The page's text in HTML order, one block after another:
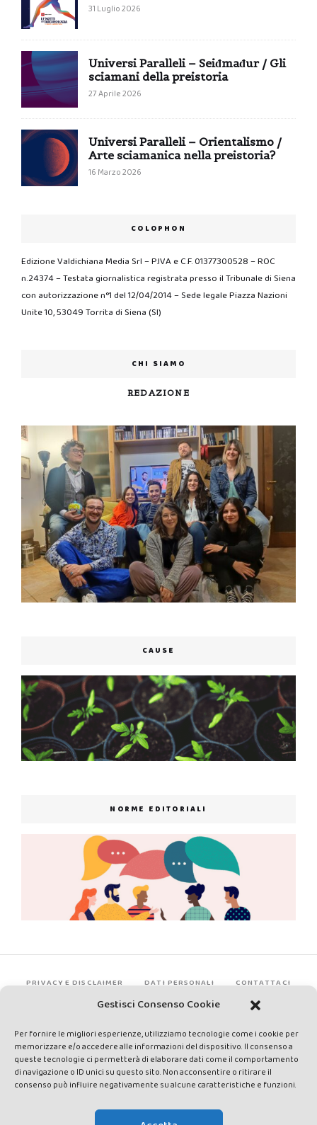
Gestisci Consenso Cookie
Per fornire le migliori esperienze, utilizziamo tecnologie come i cookie per
memorizzare e/o accedere alle informazioni del dispositivo. Il consenso a
queste tecnologie ci permetterà di elaborare dati come il comportamento
di navigazione o ID unici su questo sito. Non acconsentire o ritirare il
consenso può influire negativamente su alcune caratteristiche e funzioni.
31 Luglio 2026
Universi Paralleli – Seiđmađur / Gli
sciamani della preistoria
27 Aprile 2026
Universi Paralleli – Orientalismo /
Arte sciamanica nella preistoria?
16 Marzo 2026
COLOPHON
Edizione Valdichiana Media Srl – P.IVA e C.F. 01377300528 – ROC
n.24374 – Testata giornalistica registrata presso il Tribunale di Siena
con autorizzazione n°1 del 12/04/2014 – Sede legale Piazza Nazioni
Unite 10, 53049 Torrita di Siena (SI)
CHI SIAMO
REDAZIONE
CAUSE
NORME EDITORIALI
PRIVACY E DISCLAIMER DATI PERSONALI CONTATTACI
rights reserved - Testata registrata presso il Tribunale di Siena con